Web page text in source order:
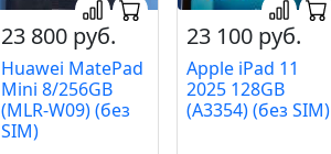
23 800 руб.
Huawei MatePad
Mini 8/256GB
(MLR-W09) (без
SIM)
23 100 руб.
Apple iPad 11
2025 128GB
(A3354) (без SIM)